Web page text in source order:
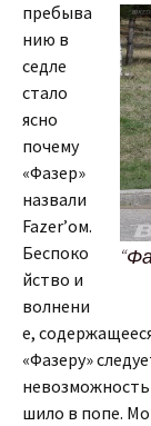
пребыва
нию в
седле
стало
ясно
почему
«Фазер»
назвали
Fazer’ом.
Беспоко
йство и
волнени
е,
«Фазеру»
невозможность
шило в попе.